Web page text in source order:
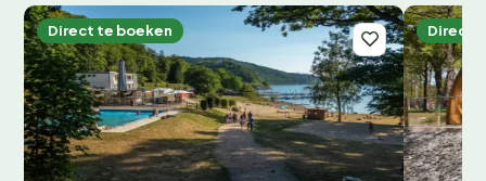
Direct te boeken Direct